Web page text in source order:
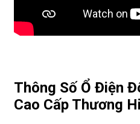
Thông Số Ổ Điện
Cao Cấp Thương